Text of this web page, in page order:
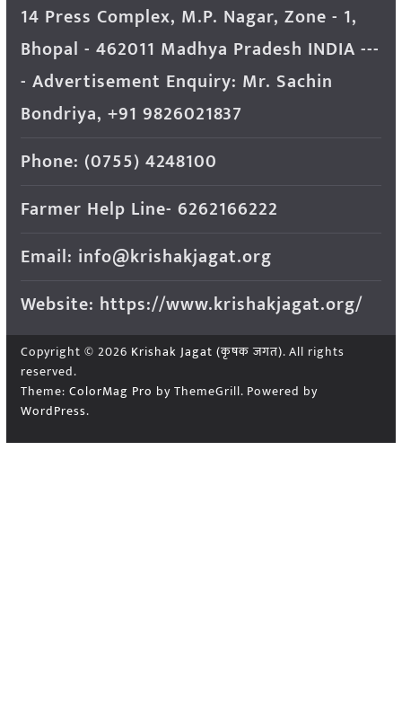
14 Press Complex, M.P. Nagar, Zone - 1,
Bhopal - 462011 Madhya Pradesh INDIA ---
- Advertisement Enquiry: Mr. Sachin
Bondriya, +91 9826021837
Phone: (0755) 4248100
Farmer Help Line- 6262166222
Email: info@krishakjagat.org
Website: https://www.krishakjagat.org/
Copyright © 2026 Krishak Jagat (कृषक जगत). All rights
reserved.
Theme: ColorMag Pro by ThemeGrill. Powered by
WordPress.